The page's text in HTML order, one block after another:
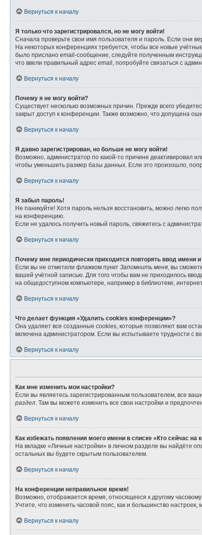
Вернуться к началу
Я только что зарегистрировался, но не могу войти!
Сначала проверьте свои имя пользователя и пароль. Если они
На некоторых конференциях требуется, чтобы все новые
было прислано email-сообщение, следуйте полученным
что ввели правильный адрес email, попробуйте связаться с
Вернуться к началу
Почему я не могу войти?
Существует несколько возможных причин. Прежде всего
закрыт доступ к конференции. Также возможно, что допущена
Вернуться к началу
Я давно зарегистрирован, но больше не могу войти!
Возможно, администратор по какой-то причине деактивировал
чтобы уменьшить размер базы данных. Если это произошло,
Вернуться к началу
Я забыл пароль!
Не паникуйте! Хотя пароль нельзя восстановить, можно легко
на конференцию.
Если не удалось получить новый пароль, свяжитесь с
Вернуться к началу
Почему мне периодически приходится повторять ввод имени
Если вы не отметили флажком пункт Запомнить меня , вы
вашей учётной записью. Для того чтобы вам не приходилось
на общедоступном компьютере, например в библиотеке,
Вернуться к началу
Что делает функция «Удалить cookies конференции»?
Она удаляет все созданные cookies, которые позволяют вам
включена администратором. Если вы испытываете трудности с
Вернуться к началу
Как мне изменить мои настройки?
Если вы являетесь зарегистрированным пользователем, все
раздел . Там вы можете изменить все свои настройки и
Вернуться к началу
Как избежать появления моего имени в списке «Кто сейчас на
На вкладке «Личные настройки» в личном разделе вы найдёте
остальных вы будете скрытым пользователем.
Вернуться к началу
На конференции неправильное время!
Возможно, отображается время, относящееся к другому
Учтите, что изменять часовой пояс, как и большинство
Вернуться к началу